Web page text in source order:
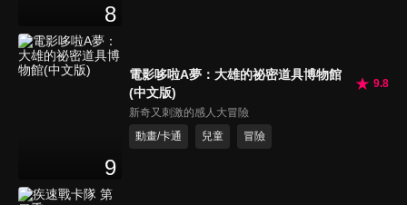
8
9
電影哆啦A夢：大雄的祕密道具博物館
(中文版)
9.8
新奇又刺激的感人大冒險
動畫/卡通
兒童 冒險